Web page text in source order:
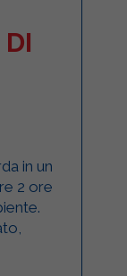
in un
2 ore